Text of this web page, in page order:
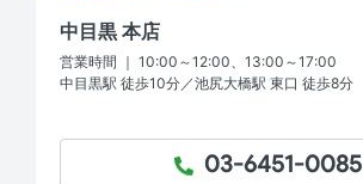
中目黒 本店
営業時間 ｜ 10:00～12:00、13:00～17:00
中目黒駅 徒歩10分／池尻大橋駅 東口 徒歩8分
TEL：
03-6451-0085